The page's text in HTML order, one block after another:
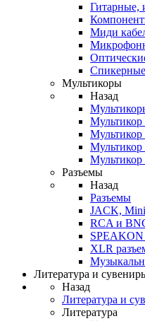
Гитарные,
Миди
Мультикоры
Назад
Мультикор
Мультикор
Мультикор
Мультикор
Разъемы
Назад
Разъемы
JACK,
RCA и
SPEAKON
XLR
Литература и
Назад
Литература и
Литература